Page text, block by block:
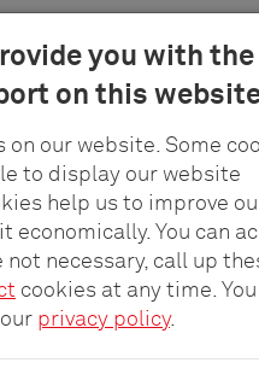
you with the
on this
on our website. Some
to display our website
help us to improve
economically. You can
necessary, call up
cookies at any time.
privacy policy.
-
GmbH
&
Co.
KG
pour bureaux,
et cabines
données efficaces et